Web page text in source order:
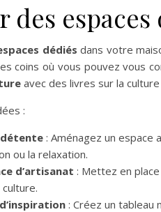
des
dédiés dans votre
coins où vous pouvez vous
avec des livres sur la
:
détente : Aménagez un espace
ou la relaxation.
d’artisanat : Mettez en
: Créez un tableau